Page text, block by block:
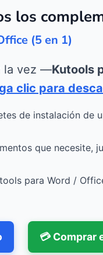
los
(5 en 1)
la vez —Kutools
clic para
de instalación de
que necesite,
para Word /
💳 Comprar